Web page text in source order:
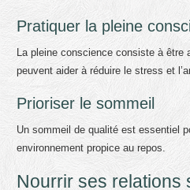
Pratiquer la pleine
La pleine conscience consiste à être
peuvent aider à réduire le stress et
Prioriser le sommeil
Un sommeil de qualité est essentiel
environnement propice au repos.
Nourrir ses relations